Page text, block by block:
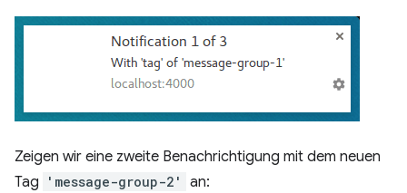
Zeigen wir eine zweite Benachrichtigung mit dem neuen
Tag
'message-group-2' an: